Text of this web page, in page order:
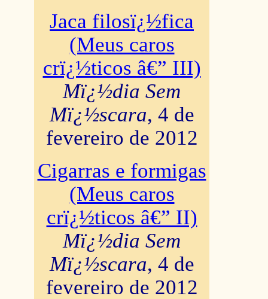
Jaca filosï¿½fica
(Meus caros
crï¿½ticos â€” III)
Mï¿½dia Sem
Mï¿½scara, 4 de
fevereiro de 2012
Cigarras e formigas
(Meus caros
crï¿½ticos â€” II)
Mï¿½dia Sem
Mï¿½scara, 4 de
fevereiro de 2012